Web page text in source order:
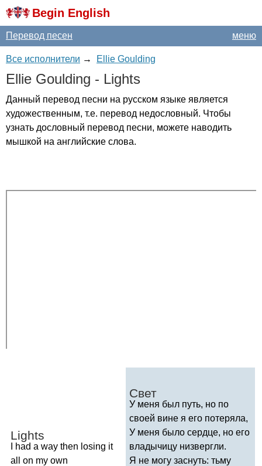
Begin English
меню
Перевод песен
Все исполнители → Ellie Goulding
Ellie Goulding - Lights
Данный перевод песни на русском языке является
художественным, т.е. перевод недословный. Чтобы
узнать дословный перевод песни, можете наводить
мышкой на английские слова.
Lights
had a way then losing it
all
on my own
Свет
У меня был путь, но по
своей вине я его потеряла,
У меня было сердце, но его
владычицу низвергли.
Я не могу заснуть: тьму